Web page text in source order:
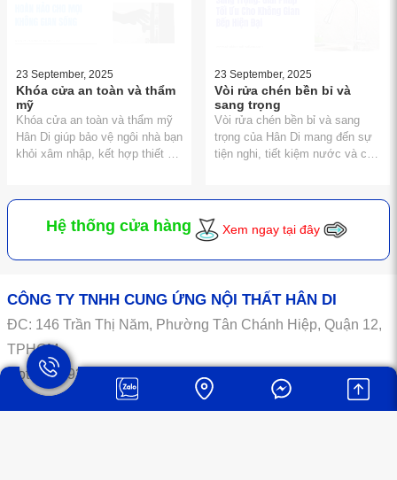
gian bếp trở nên gọn gàng, sang
trọng và tiện nghi hơn. Đây
cũng là lý do vì sao nhiều công
trình cao cấp, căn hộ hiện đại
hay nhà phố đều ưu tiên sử
dụng phụ kiện Blum. Với độ bền
không chỉ là một lựa chọn, mà
còn là xu hướng tất yếu cho
căn bếp hiện đại ngày nay.
23 September, 2025
Khóa cửa an toàn và thẩm
mỹ
Khóa cửa an toàn và thẩm mỹ
Hân Di giúp bảo vệ ngôi nhà bạn
khỏi xâm nhập, kết hợp thiết kế
gian sống của bạn
23 September, 2025
Vòi rửa chén bền bỉ và
sang trọng
Vòi rửa chén bền bỉ và sang
trọng của Hân Di mang đến sự
tiện nghi, tiết kiệm nước và chi
cấp
Hệ thống cửa hàng Xem ngay tại đây
CÔNG TY TNHH CUNG ỨNG NỘI THẤT HÂN DI
ĐC: 146 Trần Thị Năm, Phường Tân Chánh Hiệp, Quận 12,
TPHCM.
Hotline: 0934.004.552
Email: ngokimsang@gmail.com